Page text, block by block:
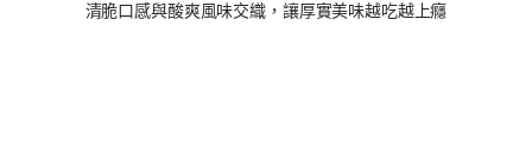
清脆口感與酸爽風味交織，讓厚實美味越吃越上癮